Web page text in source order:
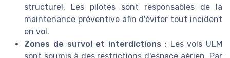
structurel. Les pilotes sont responsables de la
maintenance préventive afin d'éviter tout incident
en vol.
Zones de survol et interdictions : Les vols ULM
sont soumis à des restrictions d'espace aérien. Par